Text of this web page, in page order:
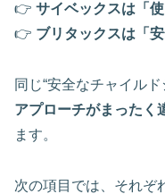
👉 サイベックスは「
👉 ブリタックスは「
同じ“安全なチャイルド
アプローチがまったく
ます。
次の項目では、それぞ